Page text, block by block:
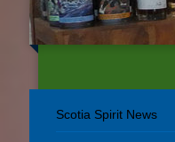
Scotia Spirit News